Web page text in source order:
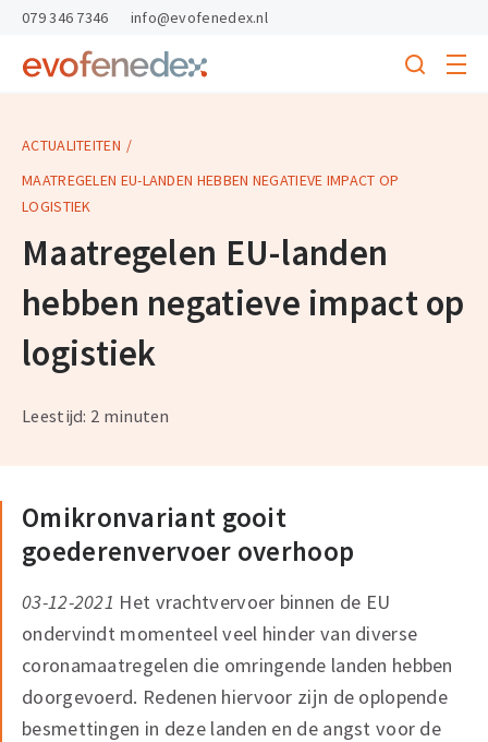
skipToContent
skipToFooter
Return
homepage
Search
menu
079 346 7346 info@evofenedex.nl
ACTUALITEITEN
MAATREGELEN EU-LANDEN HEBBEN NEGATIEVE IMPACT OP
LOGISTIEK
Maatregelen EU-landen
hebben negatieve impact op
logistiek
Leestijd: 2 minuten
Omikronvariant gooit
goederenvervoer overhoop
03-12-2021 Het vrachtvervoer binnen de EU
ondervindt momenteel veel hinder van diverse
coronamaatregelen die omringende landen hebben
doorgevoerd. Redenen hiervoor zijn de oplopende
besmettingen in deze landen en de angst voor de